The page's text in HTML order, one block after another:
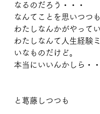
なるのだろう・・・
なんてことを思いつつも
わたしなんかがやってい
わたしなんて人生経験
いなものだけど。
本当にいいんかしら・・
と葛藤しつつも